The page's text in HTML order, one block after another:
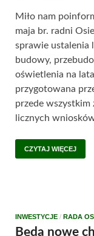
Miło nam
maja br. radni
sprawie ustalenia
budowy,
oświetlenia na
przygotowana
przede wszystkim
licznych
CZYTAJ WIĘCEJ
INWESTYCJE / RADA
Będą nowe